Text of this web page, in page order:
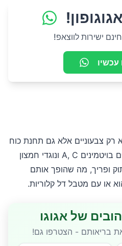
ישירות לווצאפ!
רק צבעוניים אלא גם תחנת כוח
של חומרים מזינים. הם עשירים בויטמינים A, C ונוגדי חמצון
ופריך, מה שהופך אותם
או עם מטבל דל קלוריות.
של אגוגו
בריאותם - הצטרפו גם!